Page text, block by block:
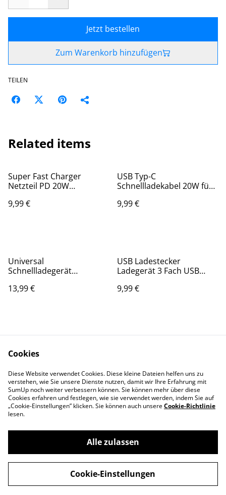
Jetzt bestellen
Zum Warenkorb hinzufügen
TEILEN
Related items
Super Fast Charger
Netzteil PD 20W
9,99 €
USB Typ-C
Schnellladekabel 20W für
9,99 €
Universal
Schnellladegerät
13,99 €
USB Ladestecker
Ladegerät 3 Fach USB
9,99 €
Kontakt
AGB
Privatsphäre und
Datenschutz
Versand
Impressum
©2026Star Handy24
powered by
Cookies
Diese Website verwendet Cookies. Diese kleine Dateien helfen uns zu
verstehen, wie Sie unsere Dienste nutzen, damit wir Ihre Erfahrung mit
SumUp noch weiter verbessern können. Sie können mehr über diese
Cookies erfahren und festlegen, wie sie verwendet werden, indem Sie auf
„Cookie-Einstellungen” klicken. Sie können auch unsereCookie-Richtlinie
lesen.
Alle zulassen
Cookie-Einstellungen